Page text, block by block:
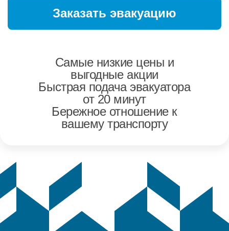
Самые низкие цены и
выгодные акции
Быстрая подача эвакуатора
от 20 минут
Бережное отношение к
вашему транспорту